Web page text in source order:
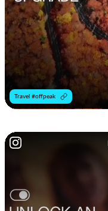
Travel #offpeak